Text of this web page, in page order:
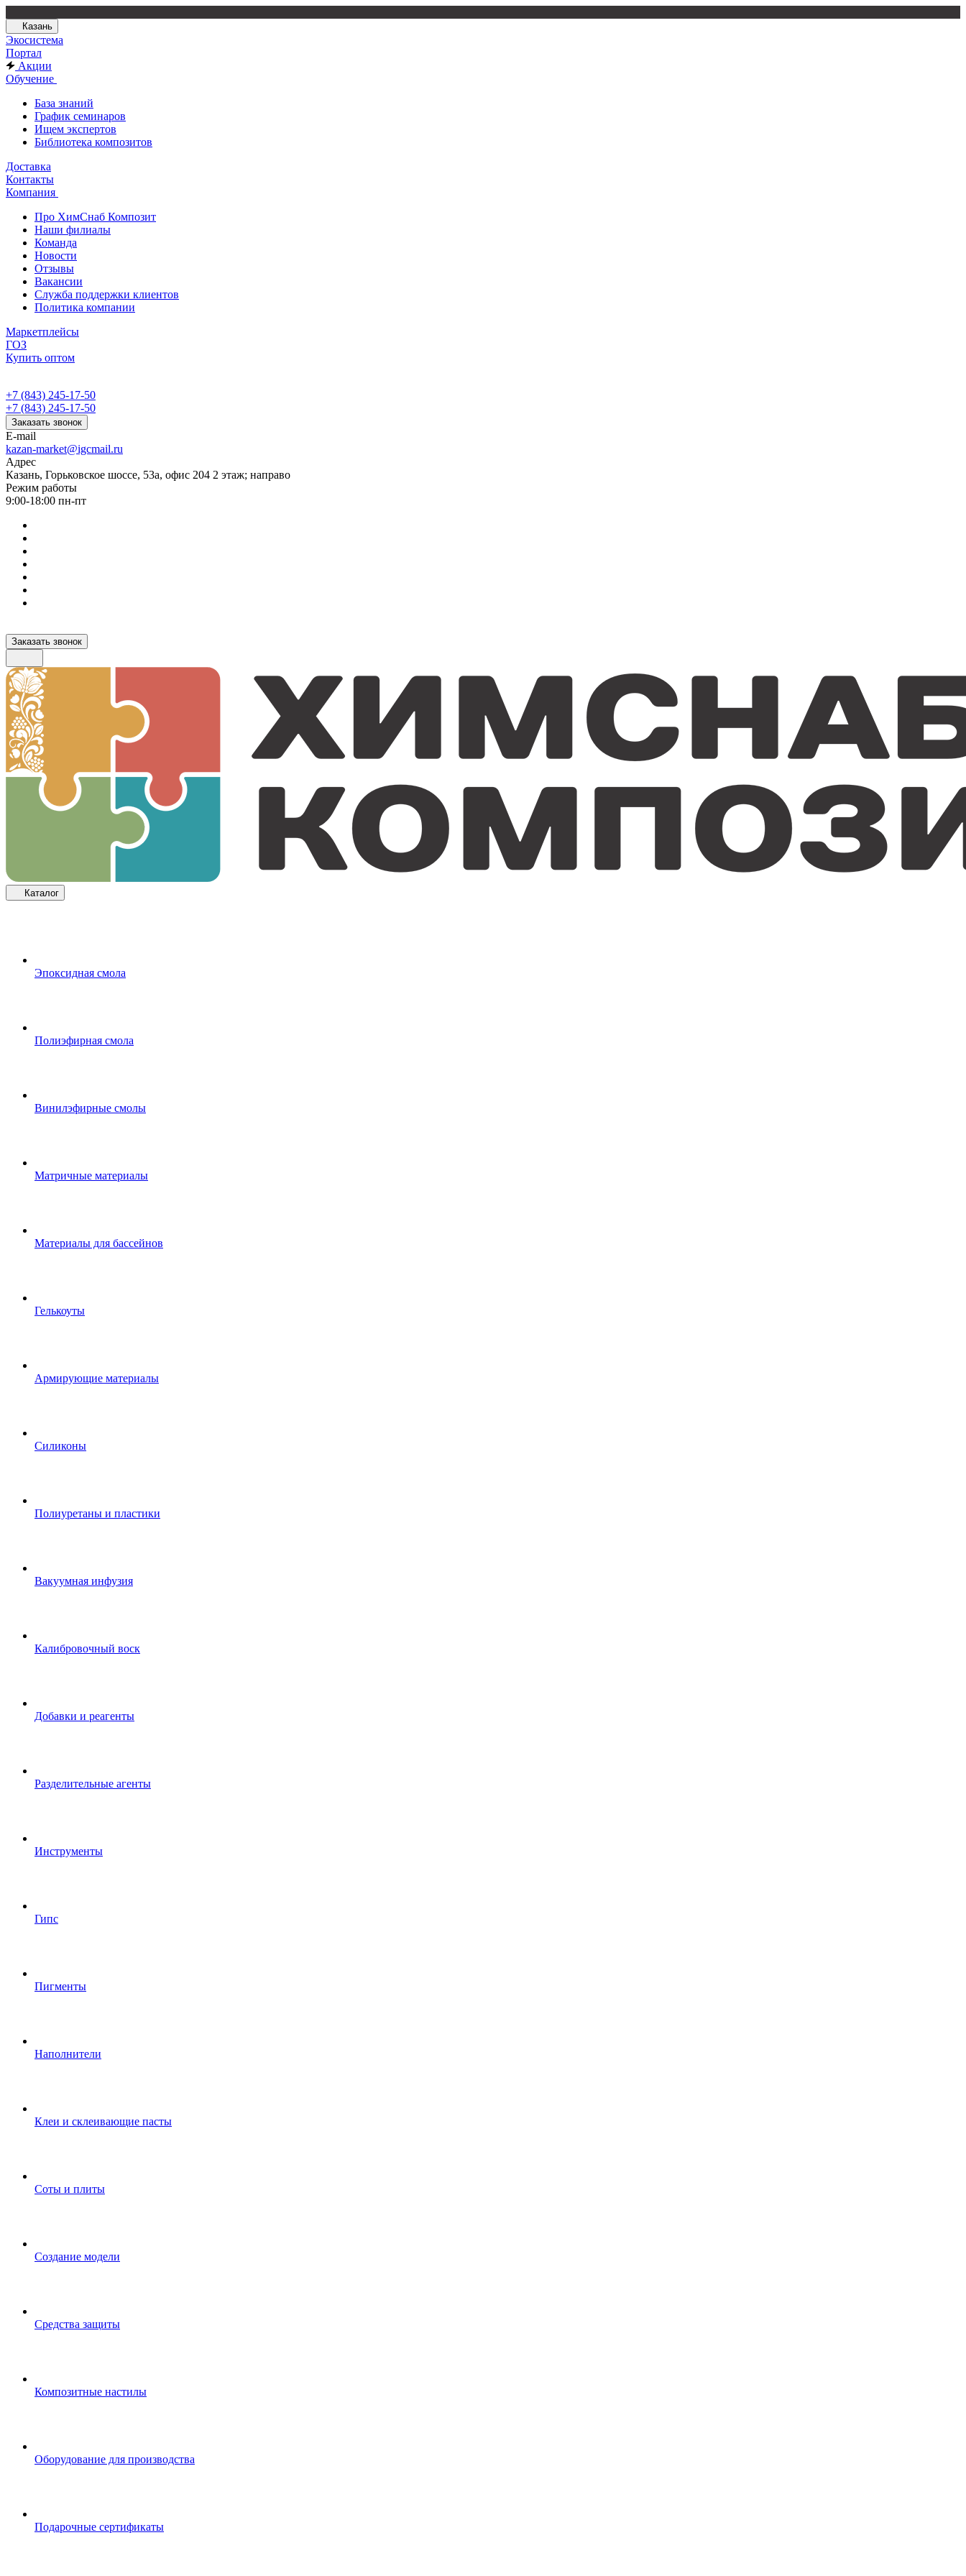
Казань
Экосистема
Портал
Акции
Обучение
База знаний
График семинаров
Ищем экспертов
Библиотека композитов
Доставка
Контакты
Компания
Про ХимСнаб Композит
Наши филиалы
Команда
Новости
Отзывы
Вакансии
Служба поддержки клиентов
Политика компании
Маркетплейсы
ГОЗ
Купить оптом
+7 (843) 245-17-50
+7 (843) 245-17-50
Заказать звонок
E-mail
kazan-market@igcmail.ru
Адрес
Казань, ​Горьковское шоссе, 53а, офис 204 2 этаж; направо
Режим работы
9:00-18:00 пн-пт
Заказать звонок
Каталог
Эпоксидная смола
Полиэфирная смола
Винилэфирные смолы
Матричные материалы
Материалы для бассейнов
Гелькоуты
Армирующие материалы
Силиконы
Полиуретаны и пластики
Вакуумная инфузия
Калибровочный воск
Добавки и реагенты
Разделительные агенты
Инструменты
Гипс
Пигменты
Наполнители
Клеи и склеивающие пасты
Соты и плиты
Создание модели
Средства защиты
Композитные настилы
Оборудование для производства
Подарочные сертификаты